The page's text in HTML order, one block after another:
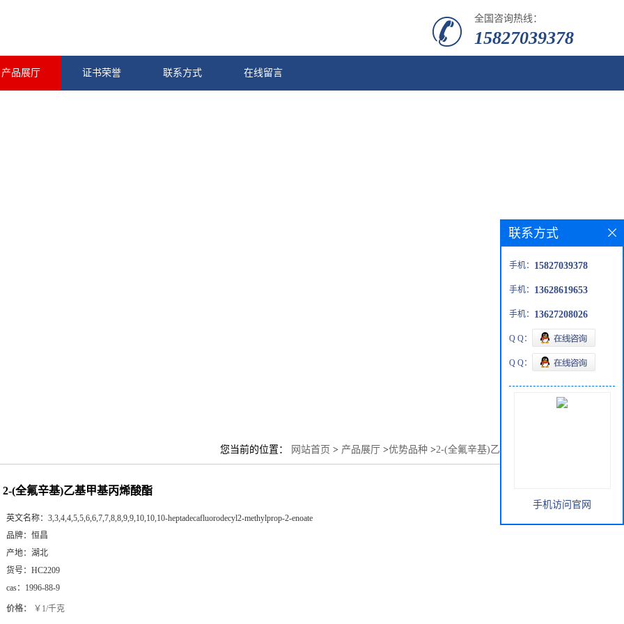
全国咨询热线：
15827039378
产品展厅 证书荣誉 联系方式 在线留言
您当前的位置： 网站首页 > 产品展厅 >优势品种 >2-(全氟辛基)乙基甲基丙烯酸酯
2-(全氟辛基)乙基甲基丙烯酸酯
英文名称： 3,3,4,4,5,5,6,6,7,7,8,8,9,9,10,10,10-heptadecafluorodecyl2-methylprop-2-enoate
品牌： 恒昌
产地： 湖北
货号： HC2209
cas： 1996-88-9
价格： ￥1/千克
联系方式
手机： 15827039378
手机： 13628619653
手机： 13627208026
Q Q：
Q Q：
手机访问官网